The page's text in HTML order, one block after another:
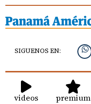
SIGUENOS EN:
videos premium